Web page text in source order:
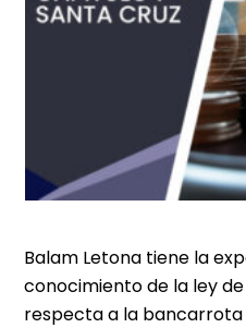
Balam Letona tiene la
conocimiento de la ley
respecta a la